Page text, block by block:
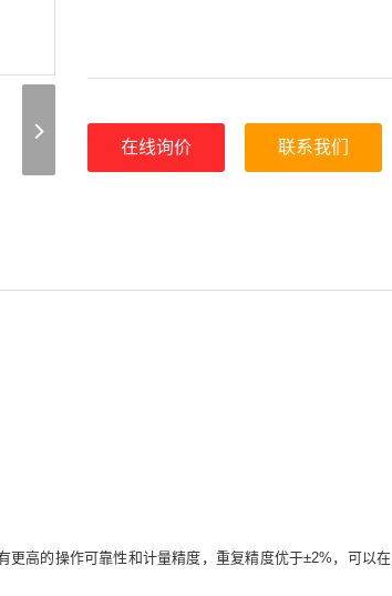
在线询价 联系我们
更高的操作可靠性和计量精度，重复精度优于±2%，可以在